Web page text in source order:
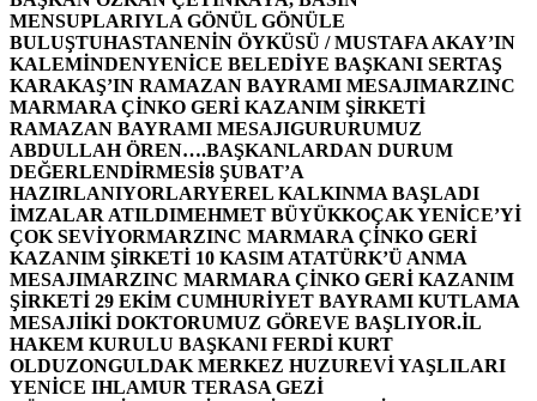
MENSUPLARIYLA GÖNÜL GÖNÜLE
BULUŞTUHASTANENİN ÖYKÜSÜ / MUSTAFA AKAY’IN
KALEMİNDENYENİCE BELEDİYE BAŞKANI SERTAŞ
KARAKAŞ’IN RAMAZAN BAYRAMI MESAJIMARZINC
MARMARA ÇİNKO GERİ KAZANIM ŞİRKETİ
RAMAZAN BAYRAMI MESAJIGURURUMUZ
ABDULLAH ÖREN….BAŞKANLARDAN DURUM
DEĞERLENDİRMESİ8 ŞUBAT’A
HAZIRLANIYORLARYEREL KALKINMA BAŞLADI
İMZALAR ATILDIMEHMET BÜYÜKKOÇAK YENİCE’Yİ
ÇOK SEVİYORMARZINC MARMARA ÇİNKO GERİ
KAZANIM ŞİRKETİ 10 KASIM ATATÜRK’Ü ANMA
MESAJIMARZINC MARMARA ÇİNKO GERİ KAZANIM
ŞİRKETİ 29 EKİM CUMHURİYET BAYRAMI KUTLAMA
MESAJIİKİ DOKTORUMUZ GÖREVE BAŞLIYOR.İL
HAKEM KURULU BAŞKANI FERDİ KURT
OLDUZONGULDAK MERKEZ HUZUREVİ YAŞLILARI
YENİCE IHLAMUR TERASA GEZİ